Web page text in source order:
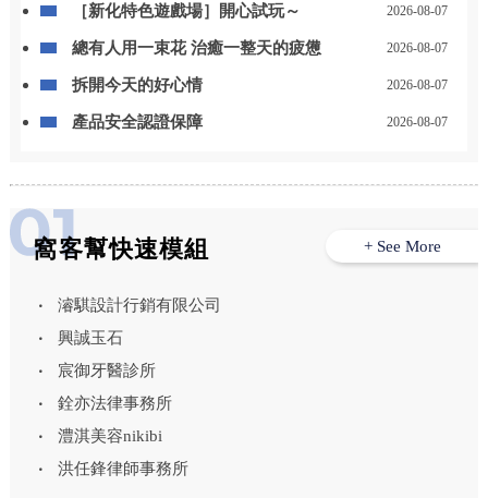
［新化特色遊戲場］開心試玩～ 2026-08-07
總有人用一束花 治癒一整天的疲憊 2026-08-07
拆開今天的好心情 2026-08-07
產品安全認證保障 2026-08-07
窩客幫快速模組
濬騏設計行銷有限公司
興誠玉石
宸御牙醫診所
銓亦法律事務所
澧淇美容nikibi
洪任鋒律師事務所
+ See More